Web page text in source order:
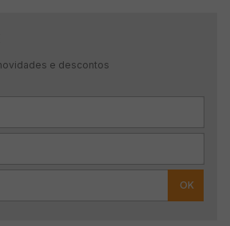
e descontos
OK